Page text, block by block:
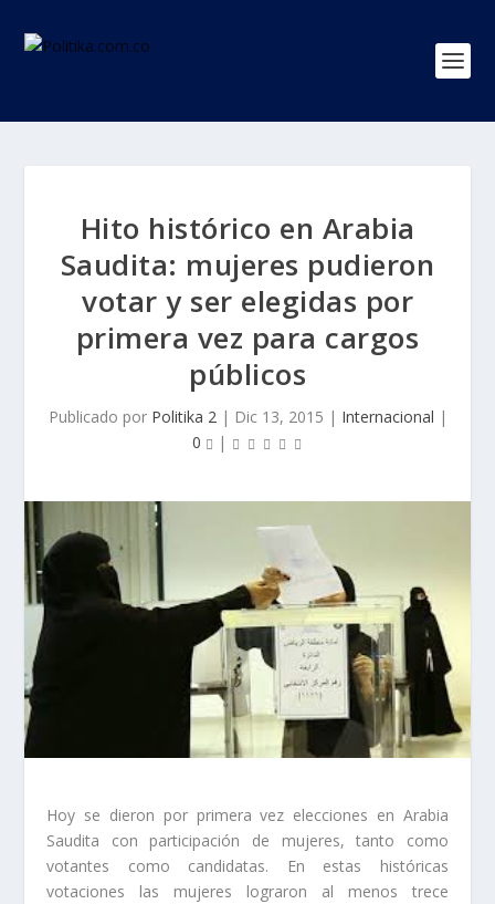
Hito histórico en Arabia
Saudita: mujeres pudieron
votar y ser elegidas por
primera vez para cargos
públicos
Publicado por Politika 2| Dic 13, 2015 | Internacional |
0
|
Hoy se dieron por primera vez elecciones en Arabia
Saudita con participación de mujeres, tanto como
votantes como candidatas. En estas históricas
votaciones las mujeres lograron al menos trece